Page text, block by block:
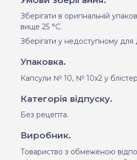
Зберігати в оригінальній
вище 25 °С.
Зберігати у недоступному для
Упаковка.
Капсули № 10, № 10х2 у
Категорія відпуску.
Без рецепта.
Виробник.
Товариство з обмеженою